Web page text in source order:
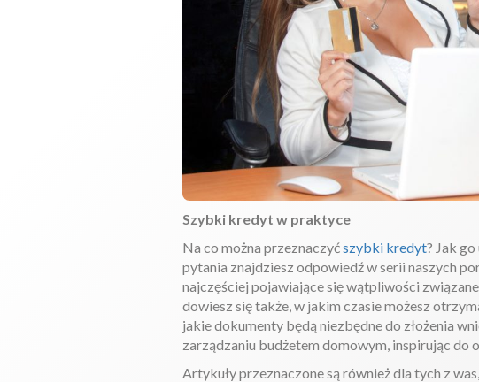
Szybki kredyt w praktyce
Na co można przeznaczyćszybki kredyt? Jak
pytania znajdziesz odpowiedź w serii naszych
najczęściej pojawiające się wątpliwości
dowiesz się także, w jakim czasie możesz
jakie dokumenty będą niezbędne do złożenia
zarządzaniu budżetem domowym, inspirując
Artykuły przeznaczone są również dla tych z